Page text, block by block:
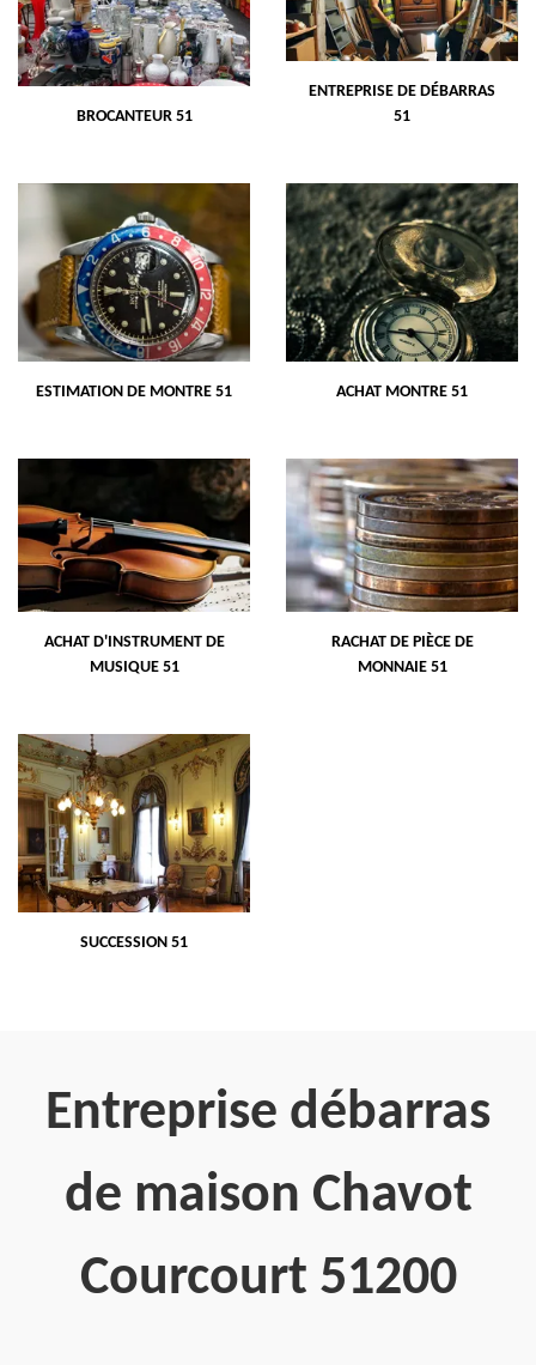
BROCANTEUR 51
ENTREPRISE DE DÉBARRAS
51
ESTIMATION DE MONTRE 51 ACHAT MONTRE 51
ACHAT D'INSTRUMENT DE
MUSIQUE 51
RACHAT DE PIÈCE DE
MONNAIE 51
SUCCESSION 51
Entreprise débarras
de maison Chavot
Courcourt 51200